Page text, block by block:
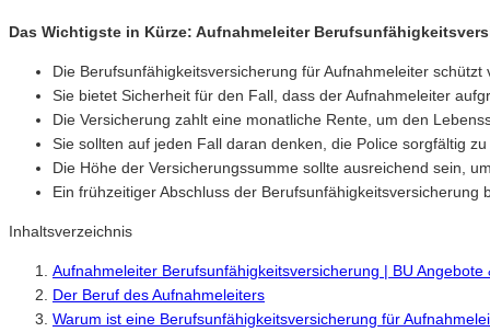
Das Wichtigste in Kürze: Aufnahmeleiter
Die Berufsunfähigkeitsversicherung für Aufnahmeleiter
Sie bietet Sicherheit für den Fall, dass der Aufnahmeleiter
Die Versicherung zahlt eine monatliche Rente, um den
Sie sollten auf jeden Fall daran denken, die Police sorgfältig
Die Höhe der Versicherungssumme sollte ausreichend sein,
Ein frühzeitiger Abschluss der
Inhaltsverzeichnis
Aufnahmeleiter Berufsunfähigkeitsversicherung | BU Angebote
Der Beruf des Aufnahmeleiters
Warum ist eine Berufsunfähigkeitsversicherung für